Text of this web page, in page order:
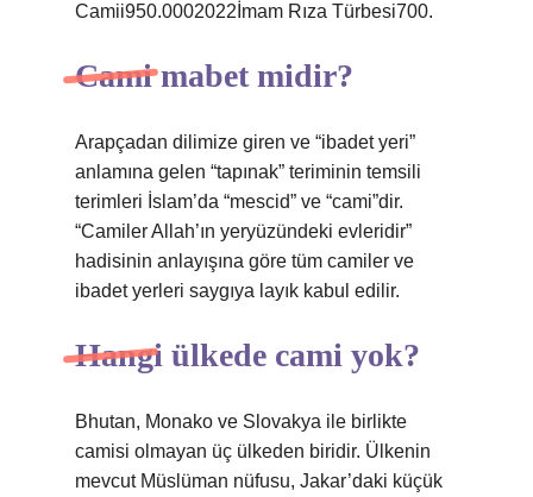
Camii950.0002022İmam Rıza Türbesi700.
Cami mabet midir?
Arapçadan dilimize giren ve “ibadet yeri”
anlamına gelen “tapınak” teriminin temsili
terimleri İslam’da “mescid” ve “cami”dir.
“Camiler Allah’ın yeryüzündeki evleridir”
hadisinin anlayışına göre tüm camiler ve
ibadet yerleri saygıya layık kabul edilir.
Hangi ülkede cami yok?
Bhutan, Monako ve Slovakya ile birlikte
camisi olmayan üç ülkeden biridir. Ülkenin
mevcut Müslüman nüfusu, Jakar’daki küçük